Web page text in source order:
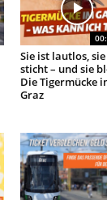
Sie ist lautlos, sie
sticht – und sie
Die Tigermücke
Graz